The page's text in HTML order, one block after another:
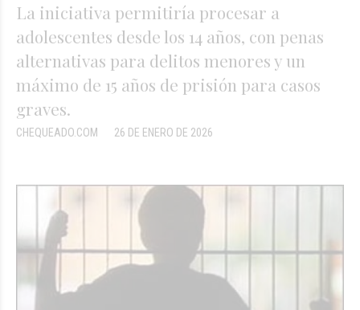
La iniciativa permitiría procesar a
adolescentes desde los 14 años, con penas
alternativas para delitos menores y un
máximo de 15 años de prisión para casos
graves.
26 DE ENERO DE 2026
CHEQUEADO.COM